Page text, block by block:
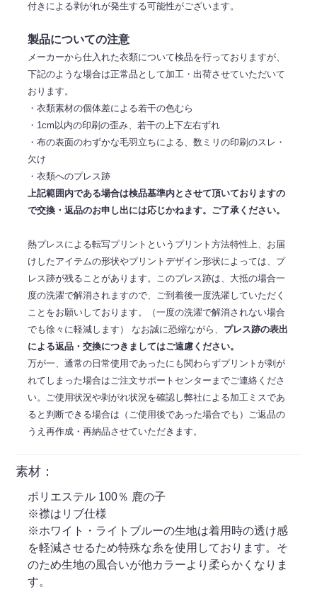
付きによる剥がれが発生する可能性がございます。
製品についての注意
メーカーから仕入れた衣類について検品を行っておりますが、
下記のような場合は正常品として加工・出荷させていただいて
おります。
・衣類素材の個体差による若干の色むら
・1cm以内の印刷の歪み、若干の上下左右ずれ
・布の表面のわずかな毛羽立ちによる、数ミリの印刷のスレ・
欠け
・衣類へのプレス跡
上記範囲内である場合は検品基準内とさせて頂いておりますの
で交換・返品のお申し出には応じかねます。ご了承ください。
熱プレスによる転写プリントというプリント方法特性上、お届
けしたアイテムの形状やプリントデザイン形状によっては、プ
レス跡が残ることがあります。このプレス跡は、大抵の場合一
度の洗濯で解消されますので、ご到着後一度洗濯していただく
ことをお願いしております。（一度の洗濯で解消されない場合
でも徐々に軽減します） なお誠に恐縮ながら、 プレス跡の表出
による返品・交換につきましてはご遠慮ください。
万が一、通常の日常使用であったにも関わらずプリントが剥が
れてしまった場合はご注文サポートセンターまでご連絡くださ
い。ご使用状況や剥がれ状況を確認し弊社による加工ミスであ
ると判断できる場合は（ご使用後であった場合でも）ご返品の
うえ再作成・再納品させていただきます。
素材：
ポリエステル 100％ 鹿の子
※襟はリブ仕様
※ホワイト・ライトブルーの生地は着用時の透け感
を軽減させるため特殊な糸を使用しております。そ
のため生地の風合いが他カラーより柔らかくなりま
す。